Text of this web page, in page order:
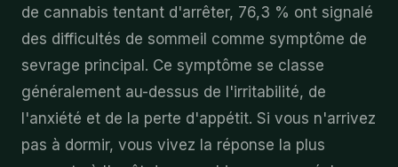
de cannabis tentant d'arrêter, 76,3 % ont signalé
des difficultés de sommeil comme symptôme de
sevrage principal. Ce symptôme se classe
généralement au-dessus de l'irritabilité, de
l'anxiété et de la perte d'appétit. Si vous n'arrivez
pas à dormir, vous vivez la réponse la plus